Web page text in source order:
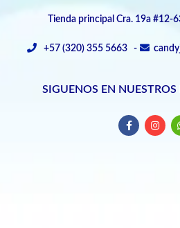
Tienda principal Cra. 19a #12-
+57 (320) 355 5663 -
SIGUENOS EN NUESTROS